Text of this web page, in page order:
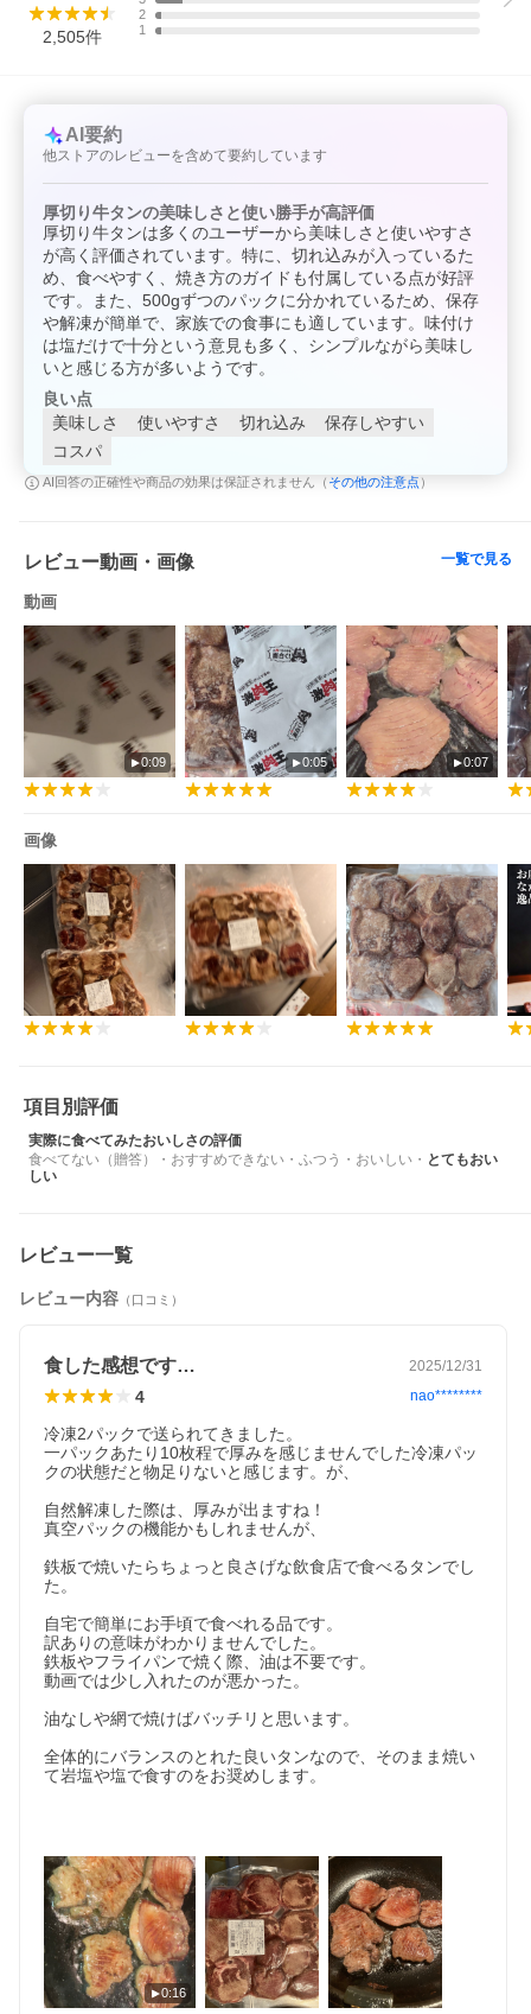
※ギフトカードにつきましては、１枚
のみのご用意となっておりますの
で、ご了承ください。
2,505件
2
1
AI要約
他ストアのレビューを含めて要約しています
厚切り牛タンの美味しさと使い勝手が高評価
厚切り牛タンは多くのユーザーから美味しさと使いやすさ
が高く評価されています。特に、切れ込みが入っているた
め、食べやすく、焼き方のガイドも付属している点が好評
です。また、500gずつのパックに分かれているため、保存
や解凍が簡単で、家族での食事にも適しています。味付け
は塩だけで十分という意見も多く、シンプルながら美味し
いと感じる方が多いようです。
良い点
美味しさ
使いやすさ 切れ込み
保存しやすい
コスパ
AI回答の正確性や商品の効果は保証されません（ その他の注意点 ）
レビュー動画・画像 一覧で見る
動画
0:09 0:05 0:07
画像
項目別評価
実際に食べてみたおいしさの評価
食べてない（贈答）
・ おすすめできない ・ ふつう ・ おいしい ・ とてもおい
しい
レビュー一覧
レビュー内容 （口コミ）
食した感想です… 2025/12/31
4 nao********
冷凍2パックで送られてきました。
一パックあたり10枚程で厚みを感じませんでした冷凍パッ
クの状態だと物足りないと感じます。が、
自然解凍した際は、厚みが出ますね！
真空パックの機能かもしれませんが、
鉄板で焼いたらちょっと良さげな飲食店で食べるタンでし
た。
自宅で簡単にお手頃で食べれる品です。
訳ありの意味がわかりませんでした。
鉄板やフライパンで焼く際、油は不要です。
動画では少し入れたのが悪かった。
油なしや網で焼けばバッチリと思います。
全体的にバランスのとれた良いタンなので、そのまま焼い
て岩塩や塩で食すのをお奨めします。
0:16